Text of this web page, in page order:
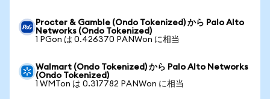
Procter & Gamble (Ondo Tokenized) から Palo Alto
Networks (Ondo Tokenized)
1 PGon は 0.426370 PANWon に相当
Walmart (Ondo Tokenized) から Palo Alto Networks
(Ondo Tokenized)
1 WMTon は 0.317782 PANWon に相当